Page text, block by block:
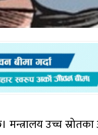
मन्त्रालय उच्च